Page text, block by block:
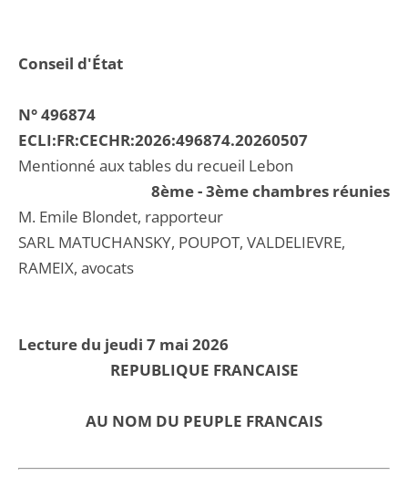
Conseil d'État
N° 496874
ECLI:FR:CECHR:2026:496874.20260507
Mentionné aux tables du recueil Lebon
8ème - 3ème chambres réunies
M. Emile Blondet, rapporteur
SARL MATUCHANSKY, POUPOT, VALDELIEVRE,
RAMEIX, avocats
Lecture du jeudi 7 mai 2026
REPUBLIQUE FRANCAISE
AU NOM DU PEUPLE FRANCAIS